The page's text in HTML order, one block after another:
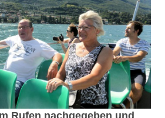
Rufen nachgegeben und